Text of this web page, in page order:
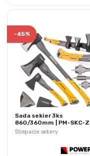
Štiepacie sekery
-45%
Sada sekier 3ks
860/360mm | PM-SKC-